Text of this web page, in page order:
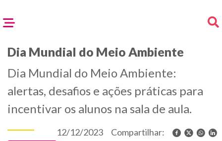
Dia Mundial do Meio Ambiente
Dia Mundial do Meio Ambiente:
alertas, desafios e ações práticas para
incentivar os alunos na sala de aula.
12/12/2023 Compartilhar: